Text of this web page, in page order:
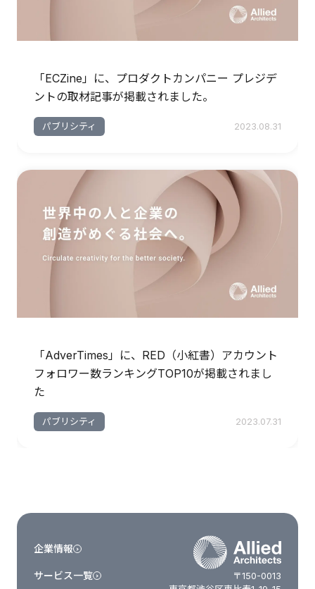
「ECZine」に、プロダクトカンパニー プレジデ
ントの取材記事が掲載されました。
パブリシティ 2023.08.31
「AdverTimes」に、RED（小紅書）アカウント
フォロワー数ランキングTOP10が掲載されまし
た
パブリシティ 2023.07.31
〒150-0013
企業情報
サービス一覧